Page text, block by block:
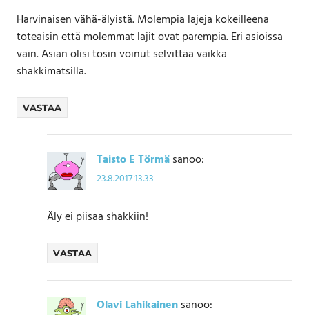
Harvinaisen vähä-älyistä. Molempia lajeja kokeilleena
toteaisin että molemmat lajit ovat parempia. Eri asioissa
vain. Asian olisi tosin voinut selvittää vaikka
shakkimatsilla.
VASTAA
Taisto E Törmäsanoo:
23.8.2017 13.33
Äly ei piisaa shakkiin!
VASTAA
Olavi Lahikainensanoo: